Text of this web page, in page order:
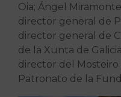
Oia; Ángel
director general de
director general de
de la Xunta de
director del Mosteiro
Patronato de la